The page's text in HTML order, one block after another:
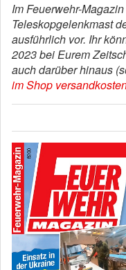
Im Feuerwehr-
Teleskopgelenkmast
ausführlich vor. Ihr
2023 bei Eurem
auch darüber hinaus
im Shop